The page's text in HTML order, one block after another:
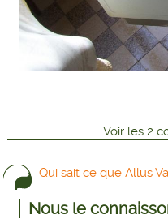
Voir les 2
Qui sait ce que Allus
Nous le